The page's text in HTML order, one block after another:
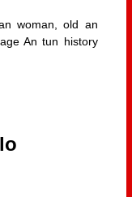
woman, old an
An tun history